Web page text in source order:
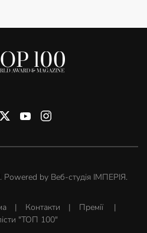
Powered by Веб-студія ІМПЕРІЯ.
| Контакти | Премії|
"ТОП 100"